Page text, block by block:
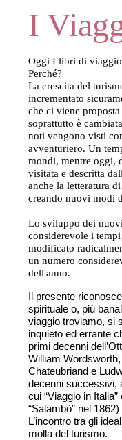
I
Oggi I libri di
Perché?
La crescita del
incrementato
che ci viene
soprattutto è
noti vengono visti
avventuriero. Un
mondi, mentre oggi,
visitata e descritta
anche la letteratura
creando nuovi modi
Lo sviluppo dei
considerevole i
modificato
un numero
dell'anno.
Il presente
spirituale o, più
viaggio troviamo, si
inquieto ed errante
primi decenni
William
Chateubriand e
decenni successivi,
cui “Viaggio in
“Salambò” nel
L’incontro tra gli
molla del turismo.